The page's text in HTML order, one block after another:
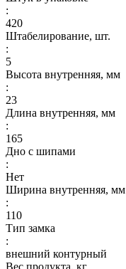
:
420
Штабелирование, шт.
:
5
Высота внутренняя, мм
:
23
Длина внутренняя, мм
:
165
Дно с шипами
:
Нет
Ширина внутренняя, мм
:
110
Тип замка
:
внешний контурный